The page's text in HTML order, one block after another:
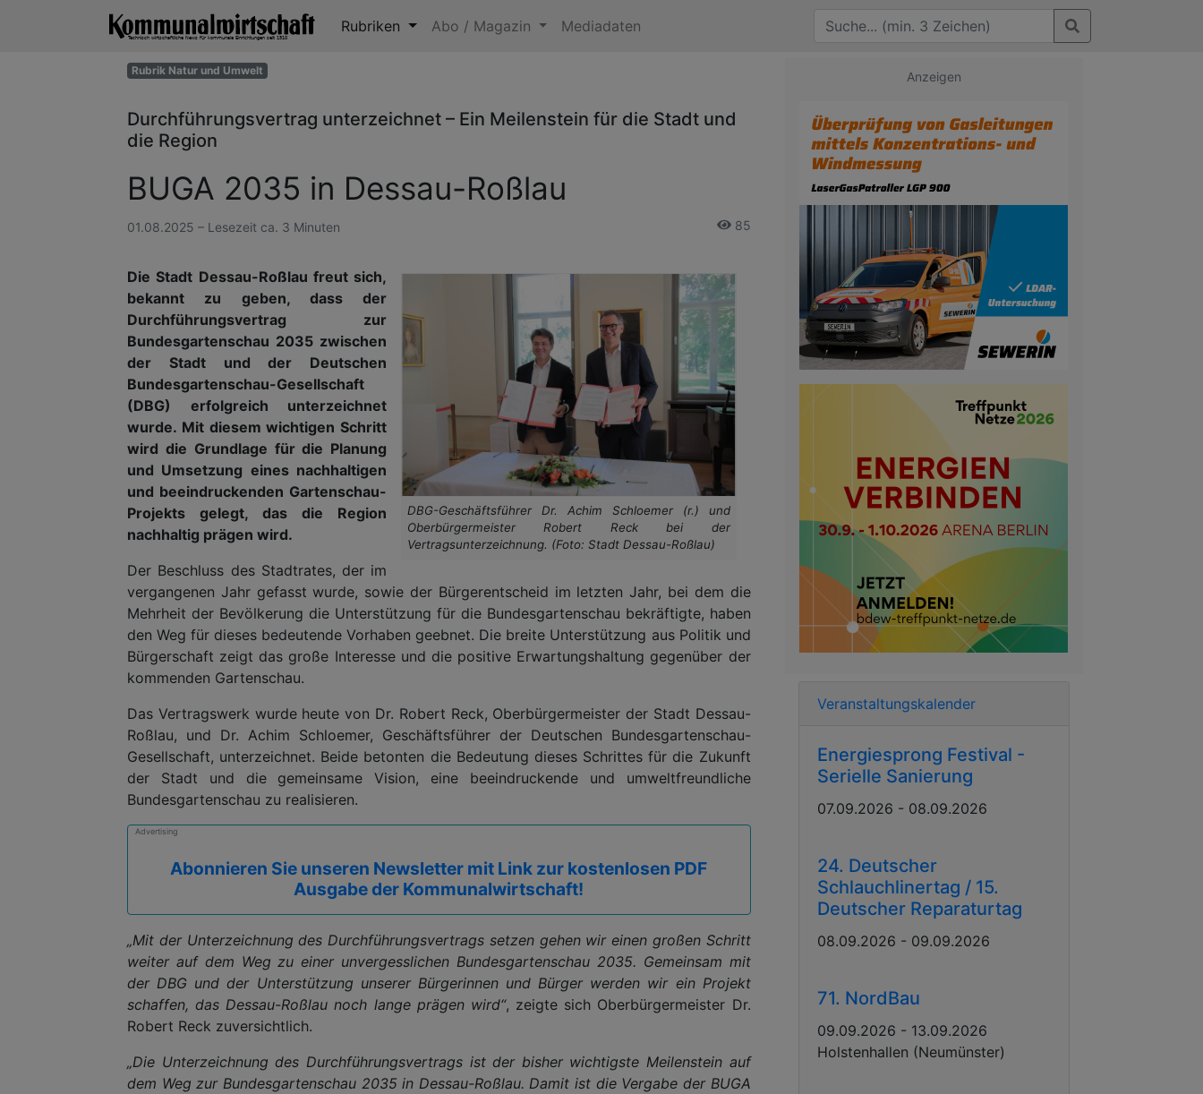
Rubriken Abo / Magazin Mediadaten
Rubrik Natur und Umwelt
Durchführungsvertrag unterzeichnet – Ein Meilenstein für die Stadt und
die Region
BUGA 2035 in Dessau-Roßlau
01.08.2025 – Lesezeit ca. 3 Minuten 85
DBG-Geschäftsführer Dr. Achim Schloemer (r.) und
Oberbürgermeister Robert Reck bei der
Vertragsunterzeichnung. (Foto: Stadt Dessau-Roßlau)
Die Stadt Dessau-Roßlau freut sich,
bekannt zu geben, dass der
Durchführungsvertrag zur
Bundesgartenschau 2035 zwischen
der Stadt und der Deutschen
Bundesgartenschau-Gesellschaft
(DBG) erfolgreich unterzeichnet
wurde. Mit diesem wichtigen Schritt
wird die Grundlage für die Planung
und Umsetzung eines nachhaltigen
und beeindruckenden Gartenschau-
Projekts gelegt, das die Region
nachhaltig prägen wird.
Der Beschluss des Stadtrates, der im
vergangenen Jahr gefasst wurde, sowie der Bürgerentscheid im letzten Jahr, bei dem die
Mehrheit der Bevölkerung die Unterstützung für die Bundesgartenschau bekräftigte, haben
den Weg für dieses bedeutende Vorhaben geebnet. Die breite Unterstützung aus Politik und
Bürgerschaft zeigt das große Interesse und die positive Erwartungshaltung gegenüber der
kommenden Gartenschau.
Das Vertragswerk wurde heute von Dr. Robert Reck, Oberbürgermeister der Stadt Dessau-
Roßlau, und Dr. Achim Schloemer, Geschäftsführer der Deutschen Bundesgartenschau-
Gesellschaft, unterzeichnet. Beide betonten die Bedeutung dieses Schrittes für die Zukunft
der Stadt und die gemeinsame Vision, eine beeindruckende und umweltfreundliche
Bundesgartenschau zu realisieren.
Advertising
Abonnieren Sie unseren Newsletter mit Link zur kostenlosen PDF
Ausgabe der Kommunalwirtschaft!
„Mit der Unterzeichnung des Durchführungsvertrags setzen gehen wir einen großen Schritt
weiter auf dem Weg zu einer unvergesslichen Bundesgartenschau 2035. Gemeinsam mit
der DBG und der Unterstützung unserer Bürgerinnen und Bürger werden wir ein Projekt
schaffen, das Dessau-Roßlau noch lange prägen wird“, zeigte sich Oberbürgermeister Dr.
Robert Reck zuversichtlich.
„Die Unterzeichnung des Durchführungsvertrags ist der bisher wichtigste Meilenstein auf
dem Weg zur Bundesgartenschau 2035 in Dessau-Roßlau. Damit ist die Vergabe der BUGA
Anzeigen
Veranstaltungskalender
Energiesprong Festival -
Serielle Sanierung
07.09.2026 - 08.09.2026
24. Deutscher
Schlauchlinertag / 15.
Deutscher Reparaturtag
08.09.2026 - 09.09.2026
71. NordBau
09.09.2026 - 13.09.2026
Holstenhallen (Neumünster)